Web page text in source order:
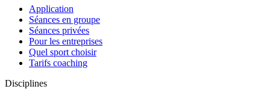
Application
Séances en groupe
Séances privées
Pour les entreprises
Quel sport choisir
Tarifs coaching
Disciplines